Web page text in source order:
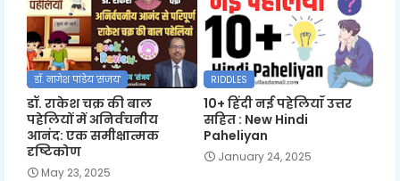
डॉ. नागेश पांडेय 'संजय'
डॉ. राकेश चक्र की बाल
पहेलियों में अनिर्वचनीय
आनंद: एक समीक्षात्मक
दृष्टिकोण
May 23, 2025
RIDDLES
10+ हिंदी नई पहेलियाँ उत्तर
सहित : New Hindi
Paheliyan
January 24, 2025